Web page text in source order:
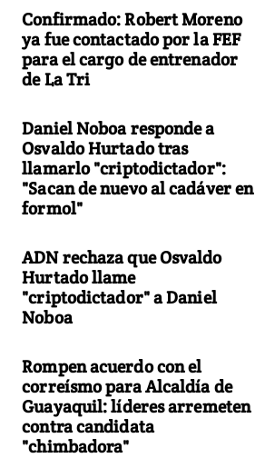
Confirmado: Robert Moreno
ya fue contactado por la FEF
para el cargo de entrenador
de La Tri
Daniel Noboa responde a
Osvaldo Hurtado tras
llamarlo "criptodictador":
"Sacan de nuevo al cadáver en
formol"
ADN rechaza que Osvaldo
Hurtado llame
"criptodictador" a Daniel
Noboa
Rompen acuerdo con el
correísmo para Alcaldía de
Guayaquil: líderes arremeten
contra candidata
"chimbadora"